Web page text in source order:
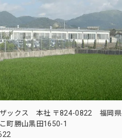
ザックス 本社 〒824-0822 福岡県
町勝山黒田1650-1